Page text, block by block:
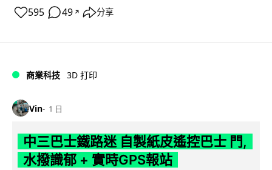
595 49 ↗ 分享
商業科技 3D 打印
Vin 1 日
中三巴士鐵路迷 自製紙皮遙控巴士 門,
水撥識郁 + 實時GPS報站